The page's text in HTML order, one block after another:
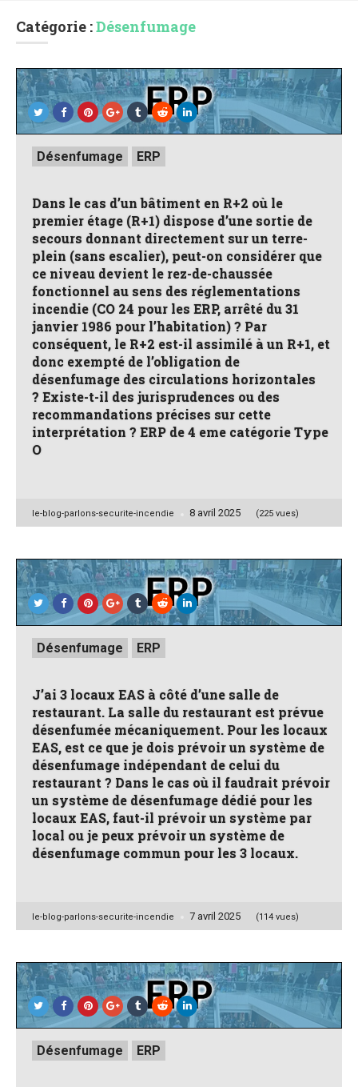
Catégorie :Désenfumage
Posted
inDésenfumage ERP
Dans le cas d’un bâtiment en R+2 où le
premier étage (R+1) dispose d’une sortie de
secours donnant directement sur un terre-
plein (sans escalier), peut-on considérer que
ce niveau devient le rez-de-chaussée
fonctionnel au sens des réglementations
incendie (CO 24 pour les ERP, arrêté du 31
janvier 1986 pour l’habitation) ? Par
conséquent, le R+2 est-il assimilé à un R+1, et
donc exempté de l’obligation de
désenfumage des circulations horizontales
? Existe-t-il des jurisprudences ou des
recommandations précises sur cette
interprétation ? ERP de 4 eme catégorie Type
O
Posted
le-blog-parlons-securite-incendie 8 avril 2025 (225 vues)
Posted
inDésenfumage ERP
J’ai 3 locaux EAS à côté d’une salle de
restaurant. La salle du restaurant est prévue
désenfumée mécaniquement. Pour les locaux
EAS, est ce que je dois prévoir un système de
désenfumage indépendant de celui du
restaurant ? Dans le cas où il faudrait prévoir
un système de désenfumage dédié pour les
locaux EAS, faut-il prévoir un système par
local ou je peux prévoir un système de
désenfumage commun pour les 3 locaux.
Posted
le-blog-parlons-securite-incendie 7 avril 2025 (114 vues)
Posted
inDésenfumage ERP